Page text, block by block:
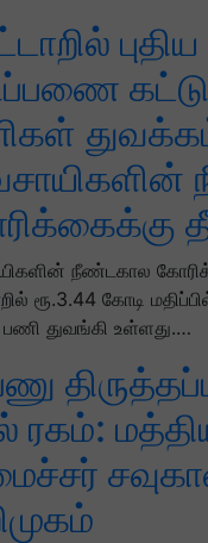
புதிய
நீண்டகால
ரூ.3.44 கோடி
பணி துவங்கி உள்ளது.…
ரகம்: